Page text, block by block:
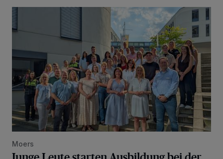
Junge Leute starten Ausbildung bei der Stadt
Moers